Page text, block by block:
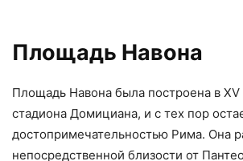
Площадь Навона
Площадь Навона была построена в XV
стадиона Домициана, и с тех пор
достопримечательностью Рима. Она
непосредственной близости от